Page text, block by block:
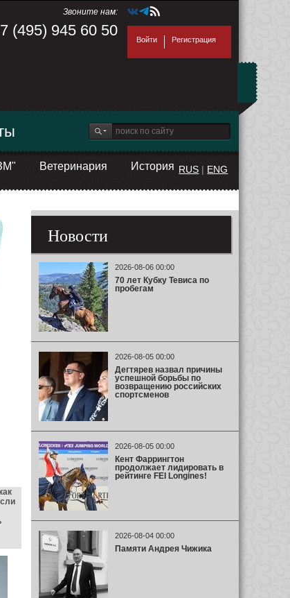
Звоните нам:
(495) 945 60 50
Войти Регистрация
Ветеринария
История RUS | ENG
Новости
2026-08-06 00:00
70 лет Кубку Тевиса по
пробегам
2026-08-05 00:00
Дегтярев назвал причины
успешной борьбы по
возвращению российских
спортсменов
2026-08-05 00:00
Кент Фаррингтон
продолжает лидировать в
рейтинге FEI Longines!
2026-08-04 00:00
Памяти Андрея Чижика